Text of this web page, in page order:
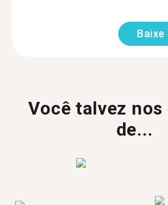
Você talvez nos
de...